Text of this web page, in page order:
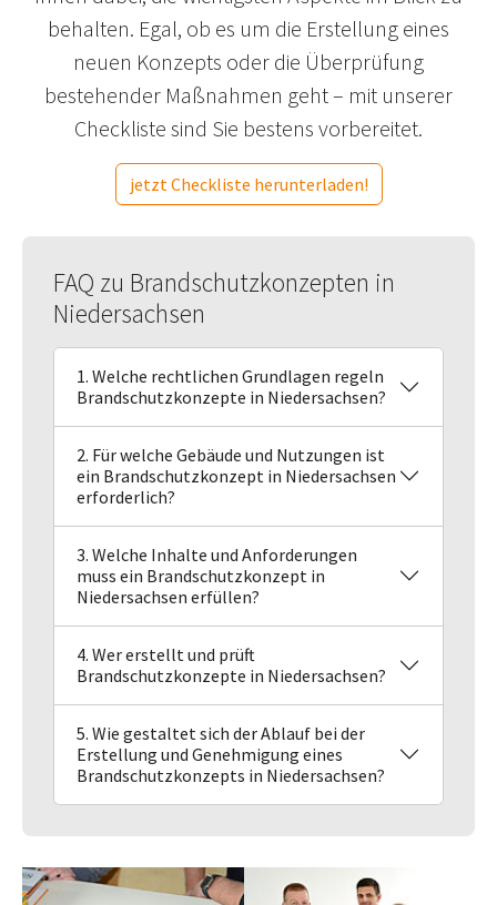
behalten. Egal, ob es um die Erstellung eines
neuen Konzepts oder die Überprüfung
bestehender Maßnahmen geht – mit unserer
Checkliste sind Sie bestens vorbereitet.
jetzt Checkliste herunterladen!
FAQ zu Brandschutzkonzepten in
Niedersachsen
1. Welche rechtlichen Grundlagen regeln
Brandschutzkonzepte in Niedersachsen?
2. Für welche Gebäude und Nutzungen ist
ein Brandschutzkonzept in Niedersachsen
erforderlich?
3. Welche Inhalte und Anforderungen
muss ein Brandschutzkonzept in
Niedersachsen erfüllen?
4. Wer erstellt und prüft
Brandschutzkonzepte in Niedersachsen?
5. Wie gestaltet sich der Ablauf bei der
Erstellung und Genehmigung eines
Brandschutzkonzepts in Niedersachsen?
Show larger version Show larger version